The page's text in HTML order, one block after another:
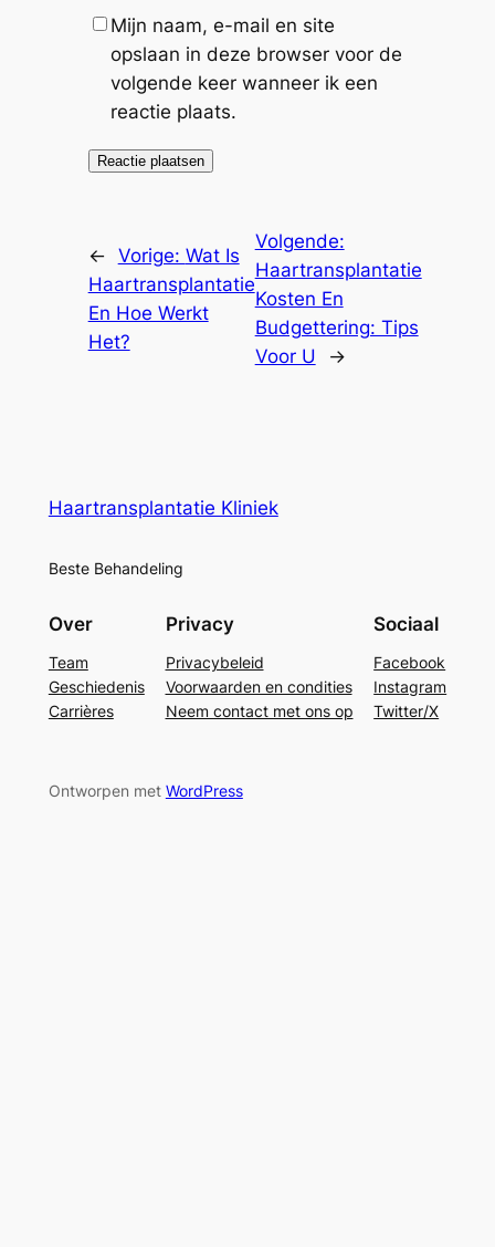
Mijn naam, e-mail en site
opslaan in deze browser voor de
volgende keer wanneer ik een
reactie plaats.
← Vorige: Wat Is
Haartransplantatie
En Hoe Werkt
Het?
Volgende:
Haartransplantatie
Kosten En
Budgettering: Tips
Voor U
→
Haartransplantatie Kliniek
Beste Behandeling
Over
Team
Geschiedenis
Carrières
Privacy
Privacybeleid
Voorwaarden en condities
Neem contact met ons op
Sociaal
Facebook
Instagram
Twitter/X
Ontworpen met WordPress